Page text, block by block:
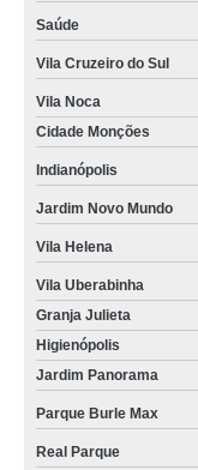
Saúde
Vila Cruzeiro do Sul
Vila Noca
Cidade Monções
Indianópolis
Jardim Novo Mundo
Vila Helena
Vila Uberabinha
Granja Julieta
Higienópolis
Jardim Panorama
Parque Burle Max
Real Parque